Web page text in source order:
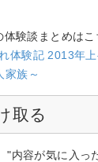
験談まとめはこ
体験記 2013年
家族～
取る
"内容が気に入っ